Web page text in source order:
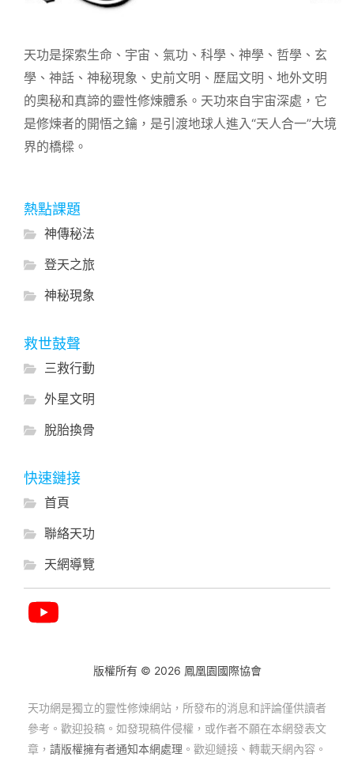
天功是探索生命、宇宙、氣功、科學、神學、哲學、玄
學、神話、神秘現象、史前文明、歷屆文明、地外文明
的奧秘和真諦的靈性修煉體系。天功來自宇宙深處，它
是修煉者的開悟之鑰，是引渡地球人進入“天人合一”大境
界的橋樑。
熱點課題
神傳秘法
登天之旅
神秘現象
救世鼓聲
三救行動
外星文明
脫胎換骨
快速鏈接
首頁
聯絡天功
天網導覽
版權所有 © 2026 鳳凰園國際協會
天功網是獨立的靈性修煉網站，所發布的消息和評論僅供讀者
參考。歡迎投稿。如發現稿件侵權，或作者不願在本網發表文
章， 請版權擁有者通知本網處理 。歡迎鏈接、轉載天網內容。